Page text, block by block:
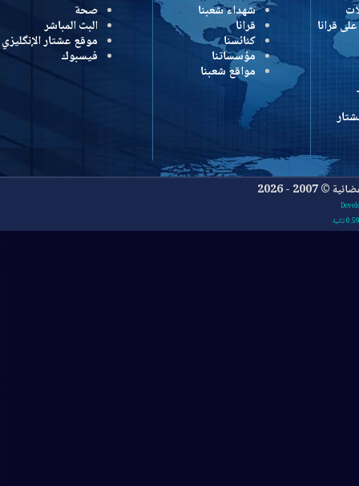
شهداء شعبنا
قرانا
كنائسنا
مؤسساتنا
مواقع شعبنا
صحة
البث المباشر
موقع عشتار الإنگليزي
فيسبوك
2026